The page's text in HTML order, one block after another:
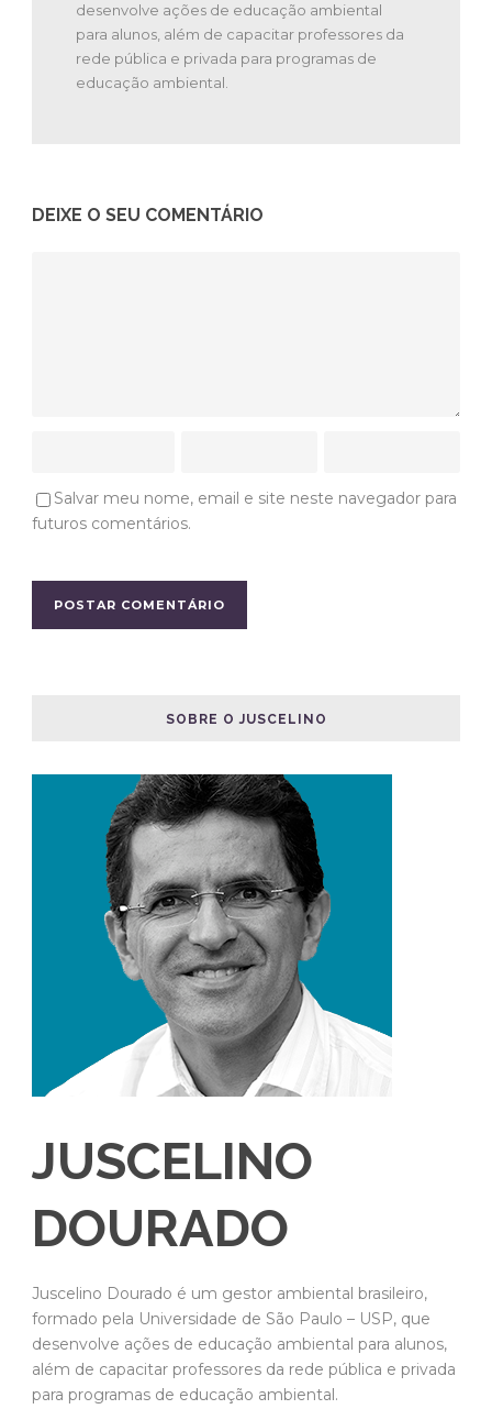
desenvolve ações de educação ambiental
para alunos, além de capacitar professores da
rede pública e privada para programas de
educação ambiental.
DEIXE O SEU COMENTÁRIO
Salvar meu nome, email e site neste navegador para
futuros comentários.
SOBRE O JUSCELINO
JUSCELINO
DOURADO
Juscelino Dourado é um gestor ambiental brasileiro,
formado pela Universidade de São Paulo – USP, que
desenvolve ações de educação ambiental para alunos,
além de capacitar professores da rede pública e privada
para programas de educação ambiental.